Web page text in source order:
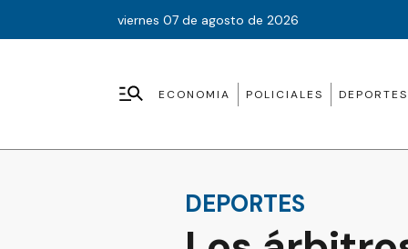
viernes 07 de agosto de 2026
ECONOMIA POLICIALES DEPORTES
DEPORTES